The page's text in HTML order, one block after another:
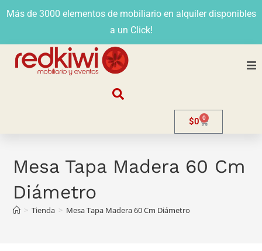
Más de 3000 elementos de mobiliario en alquiler disponibles
a un Click!
$0 0
Mesa Tapa Madera 60 Cm
Diámetro
> Tienda > Mesa Tapa Madera 60 Cm Diámetro